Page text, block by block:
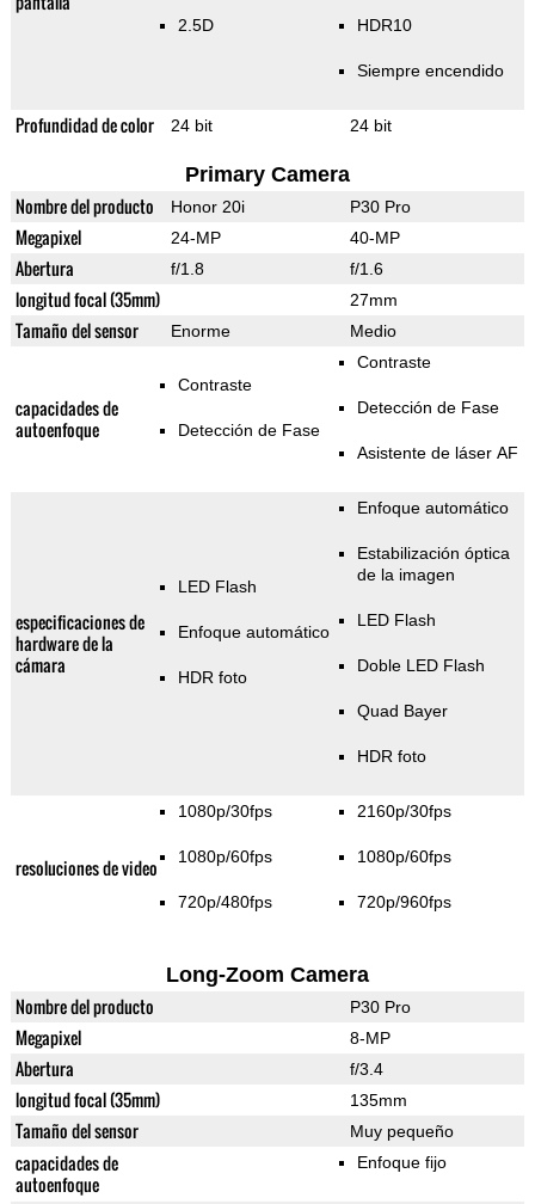
2.5D HDR10
Siempre encendido
Profundidad de color 24 bit 24 bit
Primary Camera
Nombre del producto Honor 20i P30 Pro
Megapixel 24-MP 40-MP
Abertura f/1.8 f/1.6
longitud focal (35mm) 27mm
Tamaño del sensor Enorme Medio
capacidades de
autoenfoque
Contraste
Detección de Fase
Contraste
Detección de Fase
Asistente de láser AF
especificaciones de
hardware de la
cámara
LED Flash
Enfoque automático
HDR foto
Enfoque automático
Estabilización óptica
de la imagen
LED Flash
Doble LED Flash
Quad Bayer
HDR foto
resoluciones de video
1080p/30fps
1080p/60fps
720p/480fps
2160p/30fps
1080p/60fps
720p/960fps
Long-Zoom Camera
Nombre del producto P30 Pro
Megapixel 8-MP
Abertura f/3.4
longitud focal (35mm) 135mm
Tamaño del sensor Muy pequeño
capacidades de
autoenfoque
Enfoque fijo